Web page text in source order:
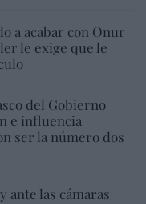
a acabar con Onur
le exige que le
del Gobierno
e influencia
ser la número dos
ante las cámaras